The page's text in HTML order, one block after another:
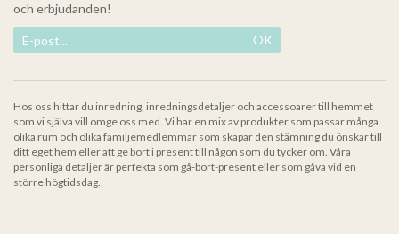
och erbjudanden!
OK
Hos oss hittar du inredning, inredningsdetaljer och accessoarer till hemmet
som vi själva vill omge oss med. Vi har en mix av produkter som passar många
olika rum och olika familjemedlemmar som skapar den stämning du önskar till
ditt eget hem eller att ge bort i present till någon som du tycker om. Våra
personliga detaljer är perfekta som gå-bort-present eller som gåva vid en
större högtidsdag.